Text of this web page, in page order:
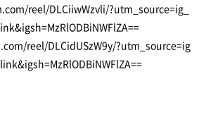
reel/DLCiiwWzvli/?utm_source=ig_
reel/DLCidUSzW9y/?utm_source=ig